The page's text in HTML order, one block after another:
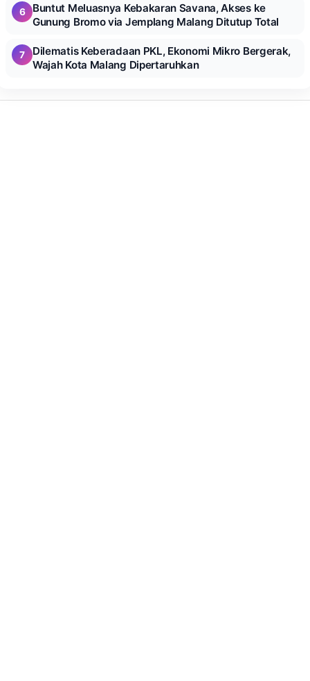
6
Buntut Meluasnya Kebakaran Savana, Akses ke
Gunung Bromo via Jemplang Malang Ditutup Total
7
Dilematis Keberadaan PKL, Ekonomi Mikro Bergerak,
Wajah Kota Malang Dipertaruhkan